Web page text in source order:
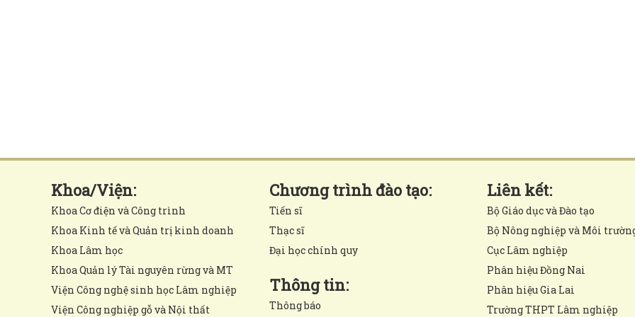
Khoa/Viện:
Khoa Cơ điện và Công trình
Khoa Kinh tế và Quản trị kinh doanh
Khoa Lâm học
Khoa Quản lý Tài nguyên rừng và MT
Viện Công nghệ sinh học Lâm nghiệp
Viện Công nghiệp gỗ và Nội thất
Chương trình đào tạo:
Tiến sĩ
Thạc sĩ
Đại học chính quy
Thông tin:
Thông báo
Liên kết:
Bộ Giáo dục và Đào tạo
Bộ Nông nghiệp và Môi
Cục Lâm nghiệp
Phân hiệu Đồng Nai
Phân hiệu Gia Lai
Trường THPT Lâm nghiệp